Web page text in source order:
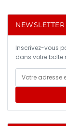
NEWSLETTER
Inscrivez-vous
dans votre boîte